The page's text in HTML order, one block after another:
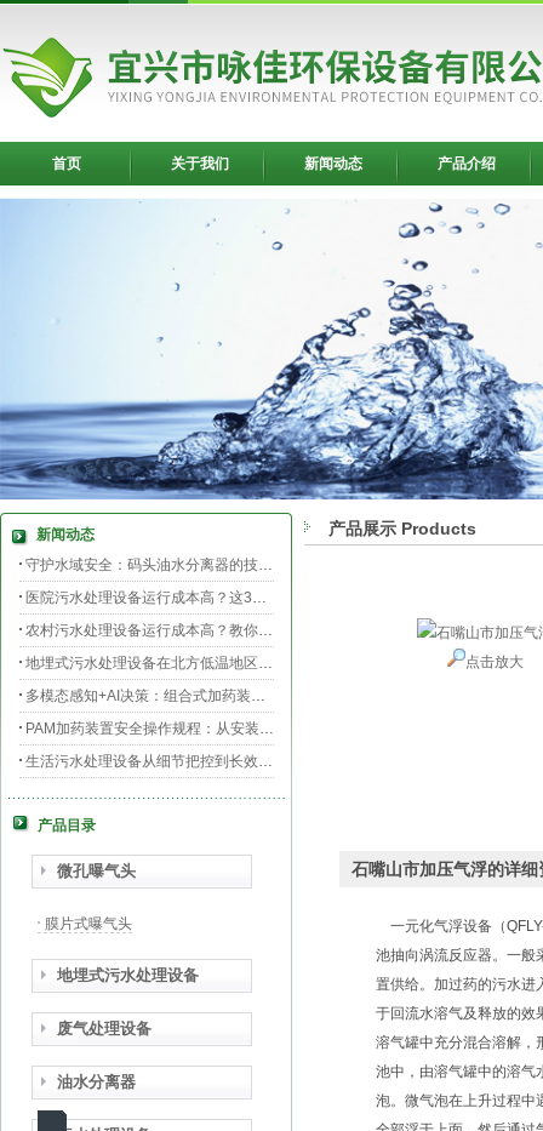
首页 关于我们 新闻动态 产品介绍
新闻动态
守护水域安全：码头油水分离器的技术升级与效能提升
医院污水处理设备运行成本高？这3个环节最烧钱
农村污水处理设备运行成本高？教你三招轻松降低运维费用！
地埋式污水处理设备在北方低温地区的运行稳定性：挑战与对策
多模态感知+AI决策：组合式加药装置的智能运维新范式
PAM加药装置安全操作规程：从安装到运维的全流程规范
生活污水处理设备从细节把控到长效运行的全流程指南
膜片曝气器安装指南，从池底准备到运行测试
PAC加药装置工业水处理的“化学魔法师”
产品目录
微孔曝气头
膜片式曝气头
地埋式污水处理设备
废气处理设备
油水分离器
产品展示 Products
点击放大
石嘴山市加压气浮的详细
一元化气浮设备（
池抽向涡流反应器。一般
置供给。加过药的污水进
于回流水溶气及释放的效
溶气罐中充分混合溶解，
池中，由溶气罐中的溶气
泡。微气泡在上升过程中